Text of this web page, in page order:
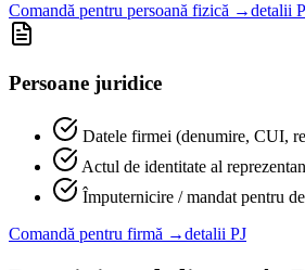
Comandă pentru persoană fizică →detalii
Persoane juridice
Datele firmei (denumire, CUI,
Actul de identitate al
Împuternicire / mandat pentru
Comandă pentru firmă →detalii PJ